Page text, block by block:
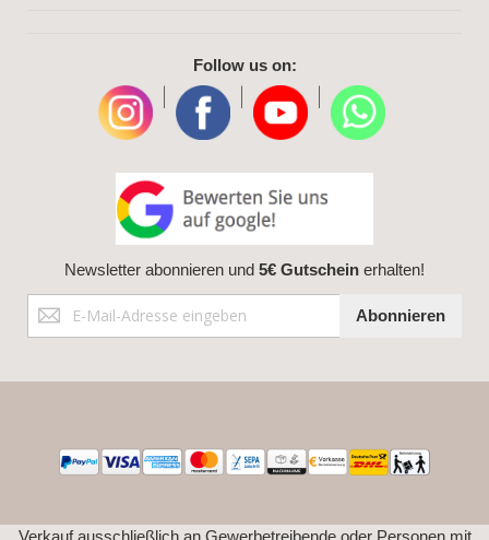
Follow us on:
Newsletter abonnieren und 5€ Gutschein erhalten!
Anmeldung
zum
Abonnieren